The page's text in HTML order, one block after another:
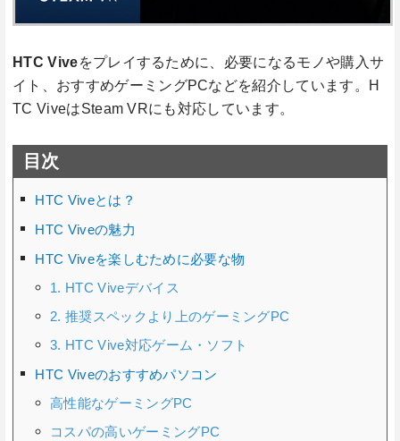
HTC Viveをプレイするために、必要になるモノや購入サ
イト、おすすめゲーミングPCなどを紹介しています。H
TC ViveはSteam VRにも対応しています。
目次
HTC Viveとは？
HTC Viveの魅力
HTC Viveを楽しむために必要な物
1. HTC Viveデバイス
2. 推奨スペックより上のゲーミングPC
3. HTC Vive対応ゲーム・ソフト
HTC Viveのおすすめパソコン
高性能なゲーミングPC
コスパの高いゲーミングPC